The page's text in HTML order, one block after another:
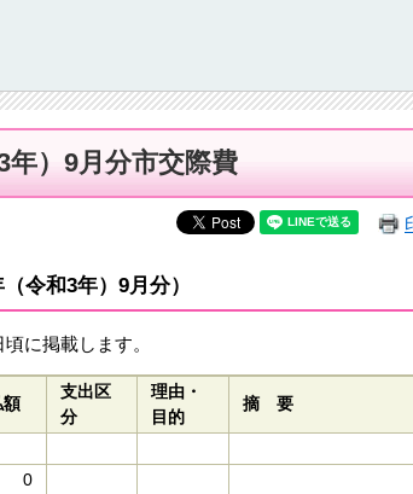
年）9月分市交際費
令和3年）9月分）
に掲載します。
額
支出区
分
理由・
目的
摘 要
0